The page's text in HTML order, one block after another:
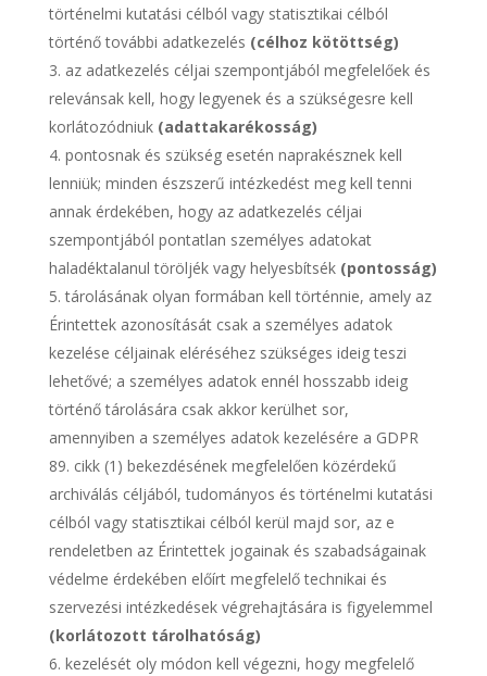
történelmi kutatási célból vagy statisztikai célból
történő további adatkezelés (célhoz kötöttség)
az adatkezelés céljai szempontjából megfelelőek és
relevánsak kell, hogy legyenek és a szükségesre kell
korlátozódniuk (adattakarékosság)
pontosnak és szükség esetén naprakésznek kell
lenniük; minden észszerű intézkedést meg kell tenni
annak érdekében, hogy az adatkezelés céljai
szempontjából pontatlan személyes adatokat
haladéktalanul töröljék vagy helyesbítsék (pontosság)
tárolásának olyan formában kell történnie, amely az
Érintettek azonosítását csak a személyes adatok
kezelése céljainak eléréséhez szükséges ideig teszi
lehetővé; a személyes adatok ennél hosszabb ideig
történő tárolására csak akkor kerülhet sor,
amennyiben a személyes adatok kezelésére a GDPR
89. cikk (1) bekezdésének megfelelően közérdekű
archiválás céljából, tudományos és történelmi kutatási
célból vagy statisztikai célból kerül majd sor, az e
rendeletben az Érintettek jogainak és szabadságainak
védelme érdekében előírt megfelelő technikai és
szervezési intézkedések végrehajtására is figyelemmel
(korlátozott tárolhatóság)
kezelését oly módon kell végezni, hogy megfelelő